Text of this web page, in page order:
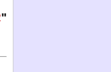
"